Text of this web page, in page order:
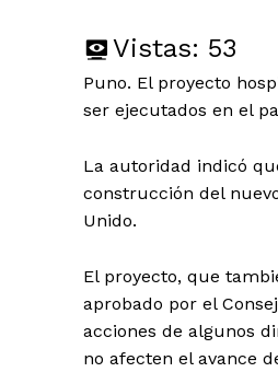
Vistas: 53
Puno. El proyecto
ser ejecutados en el
La autoridad indicó
construcción del
Unido.
El proyecto, que
aprobado por el
acciones de algunos
no afecten el avance